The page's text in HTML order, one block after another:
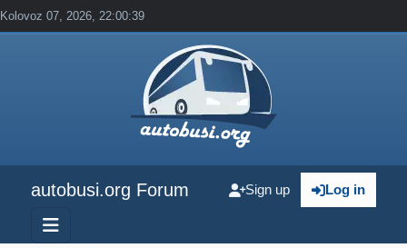
Kolovoz 07, 2026, 22:00:39
autobusi.org Forum Log in
Sign up